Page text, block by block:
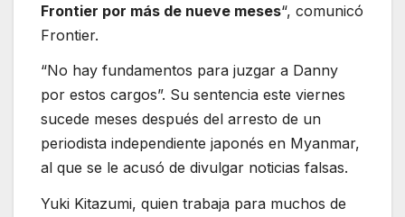
Frontier por más de nueve meses“, comunicó
Frontier.
“No hay fundamentos para juzgar a Danny
por estos cargos”. Su sentencia este viernes
sucede meses después del arresto de un
periodista independiente japonés en Myanmar,
al que se le acusó de divulgar noticias falsas.
Yuki Kitazumi, quien trabaja para muchos de